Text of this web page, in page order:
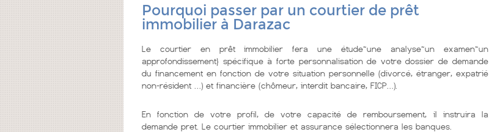
Pourquoi passer par un courtier de prêt
immobilier à Darazac
Le courtier en prêt immobilier fera une étude~une analyse~un examen~un
approfondissement} spécifique à forte personnalisation de votre dossier de demande
du financement en fonction de votre situation personnelle (divorcé, étranger, expatrié
non-résident …) et financière (chômeur, interdit bancaire, FICP…).
En fonction de votre profil, de votre capacité de remboursement, il instruira la
demande pret. Le courtier immobilier et assurance sélectionnera les banques.